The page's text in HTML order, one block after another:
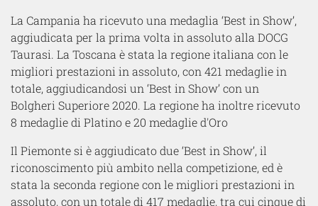
La Campania ha ricevuto una medaglia ‘Best in Show’,
aggiudicata per la prima volta in assoluto alla DOCG
Taurasi. La Toscana è stata la regione italiana con le
migliori prestazioni in assoluto, con 421 medaglie in
totale, aggiudicandosi un ‘Best in Show’ con un
Bolgheri Superiore 2020. La regione ha inoltre ricevuto
8 medaglie di Platino e 20 medaglie d'Oro
Il Piemonte si è aggiudicato due ‘Best in Show’, il
riconoscimento più ambito nella competizione, ed è
stata la seconda regione con le migliori prestazioni in
assoluto, con un totale di 417 medaglie, tra cui cinque di